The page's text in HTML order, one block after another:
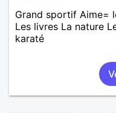
Grand sportif Aime=
Les livres La nature
karaté